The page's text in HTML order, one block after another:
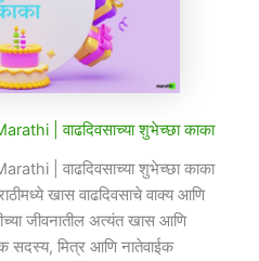
| वाढदिवसाच्या शुभेच्छा काका
| वाढदिवसाच्या शुभेच्छा काका
खास वाढदिवसाचे वाक्य आणि
जीवनातील अत्यंत खास आणि
सदस्य, मित्र आणि नातेवाईक